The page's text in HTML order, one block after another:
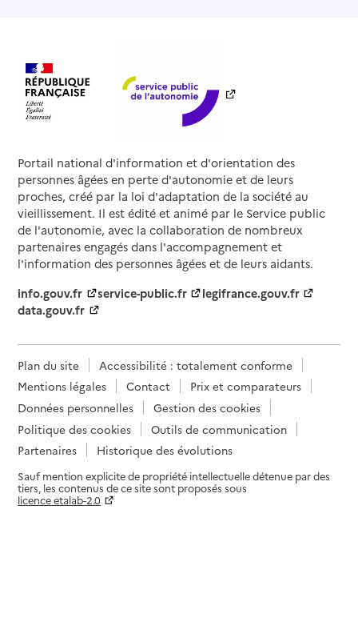
Portail national d'information et d'orientation des
personnes âgées en perte d'autonomie et de leurs
proches, créé par la loi d'adaptation de la société au
vieillissement. Il est édité et animé par le Service public
de l'autonomie, avec la collaboration de nombreux
partenaires engagés dans l'accompagnement et
l'information des personnes âgées et de leurs aidants.
info.gouv.fr
service-public.fr
legifrance.gouv.fr
data.gouv.fr
Plan du site
Accessibilité : totalement conforme
Mentions légales
Contact
Prix et comparateurs
Données personnelles
Gestion des cookies
Politique des cookies
Outils de communication
Partenaires
Historique des évolutions
Sauf mention explicite de propriété intellectuelle détenue par des
tiers, les contenus de ce site sont proposés sous
licence etalab-2.0